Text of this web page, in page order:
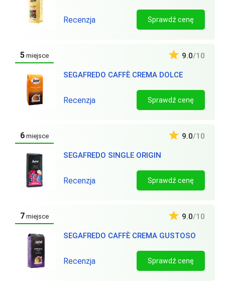
Recenzja Sprawdź cenę
5 miejsce
SEGAFREDO CAFFÈ CREMA DOLCE
9.0/10
Recenzja Sprawdź cenę
6 miejsce
SEGAFREDO SINGLE ORIGIN
9.0/10
Recenzja Sprawdź cenę
7 miejsce
SEGAFREDO CAFFÈ CREMA GUSTOSO
9.0/10
Recenzja Sprawdź cenę